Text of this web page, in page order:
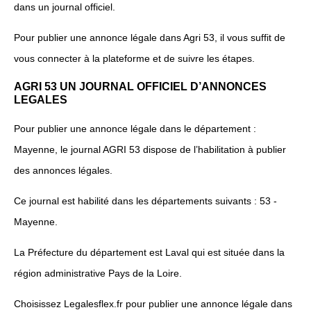
dans un journal officiel.
Pour publier une annonce légale dans Agri 53, il vous suffit de
vous connecter à la plateforme et de suivre les étapes.
AGRI 53 UN JOURNAL OFFICIEL D’ANNONCES
LEGALES
Pour publier une annonce légale dans le département :
Mayenne, le journal AGRI 53 dispose de l’habilitation à publier
des annonces légales.
Ce journal est habilité dans les départements suivants : 53 -
Mayenne.
La Préfecture du département est Laval qui est située dans la
région administrative Pays de la Loire.
Choisissez Legalesflex.fr pour publier une annonce légale dans